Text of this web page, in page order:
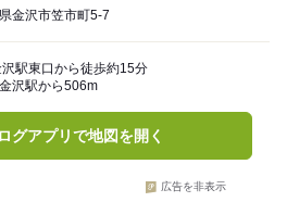
金沢市笠市町5-7
駅東口から徒歩約15分
沢駅から506m
グアプリで地図を開く
広告を非表示